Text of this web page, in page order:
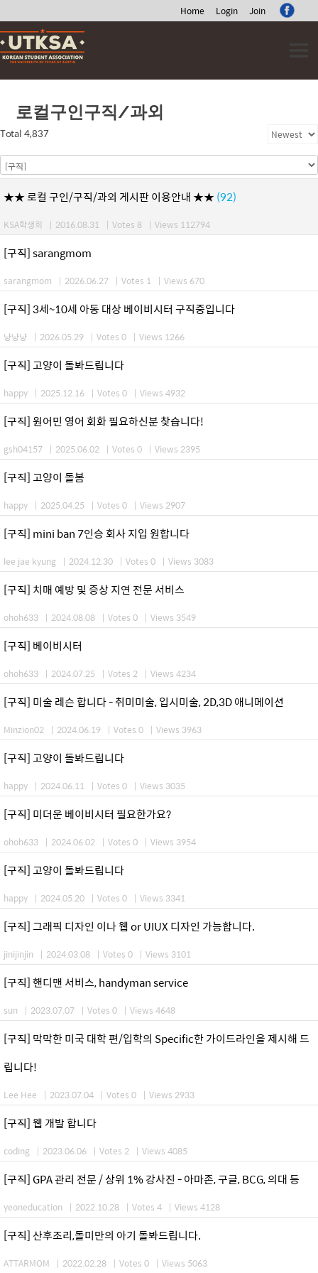
Home Login Join
Skip
to
content
로컬구인구직/과외
Total 4,837
★★ 로컬 구인/구직/과외 게시판 이용안내 ★★ (92)
KSA학생회 | 2016.08.31 | Votes 8 | Views 112794
[구직] sarangmom
sarangmom | 2026.06.27 | Votes 1 | Views 670
[구직] 3세~10세 아동 대상 베이비시터 구직중입니다
냥냥냥 | 2026.05.29 | Votes 0 | Views 1266
[구직] 고양이 돌봐드립니다
happy | 2025.12.16 | Votes 0 | Views 4932
[구직] 원어민 영어 회화 필요하신분 찾습니다!
gsh04157 | 2025.06.02 | Votes 0 | Views 2395
[구직] 고양이 돌봄
happy | 2025.04.25 | Votes 0 | Views 2907
[구직] mini ban 7인승 회사 지입 원합니다
lee jae kyung | 2024.12.30 | Votes 0 | Views 3083
[구직] 치매 예방 및 증상 지연 전문 서비스
ohoh633 | 2024.08.08 | Votes 0 | Views 3549
[구직] 베이비시터
ohoh633 | 2024.07.25 | Votes 2 | Views 4234
[구직] 미술 레슨 합니다 - 취미미술, 입시미술, 2D,3D 애니메이션
Minzion02 | 2024.06.19 | Votes 0 | Views 3963
[구직] 고양이 돌봐드립니다
happy | 2024.06.11 | Votes 0 | Views 3035
[구직] 미더운 베이비시터 필요한가요?
ohoh633 | 2024.06.02 | Votes 0 | Views 3954
[구직] 고양이 돌봐드립니다
happy | 2024.05.20 | Votes 0 | Views 3341
[구직] 그래픽 디자인 이나 웹 or UIUX 디자인 가능합니다.
jinijinjin | 2024.03.08 | Votes 0 | Views 3101
[구직] 핸디맨 서비스, handyman service
sun | 2023.07.07 | Votes 0 | Views 4648
[구직] 막막한 미국 대학 편/입학의 Specific한 가이드라인을 제시해 드
립니다!
Lee Hee | 2023.07.04 | Votes 0 | Views 2933
[구직] 웹 개발 합니다
coding | 2023.06.06 | Votes 2 | Views 4085
[구직] GPA 관리 전문 / 상위 1% 강사진 - 아마존, 구글, BCG, 의대 등
yeoneducation | 2022.10.28 | Votes 4 | Views 4128
[구직] 산후조리,돌미만의 아기 돌봐드립니다.
ATTARMOM | 2022.02.28 | Votes 0 | Views 5063